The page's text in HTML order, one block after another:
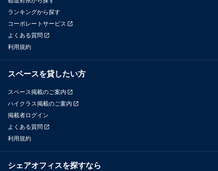
ランキングから探す
コーポレートサービス
よくある質問
利用規約
スペースを貸したい方
スペース掲載のご案内
ハイクラス掲載のご案内
掲載者ログイン
よくある質問
利用規約
シェアオフィスを探すなら